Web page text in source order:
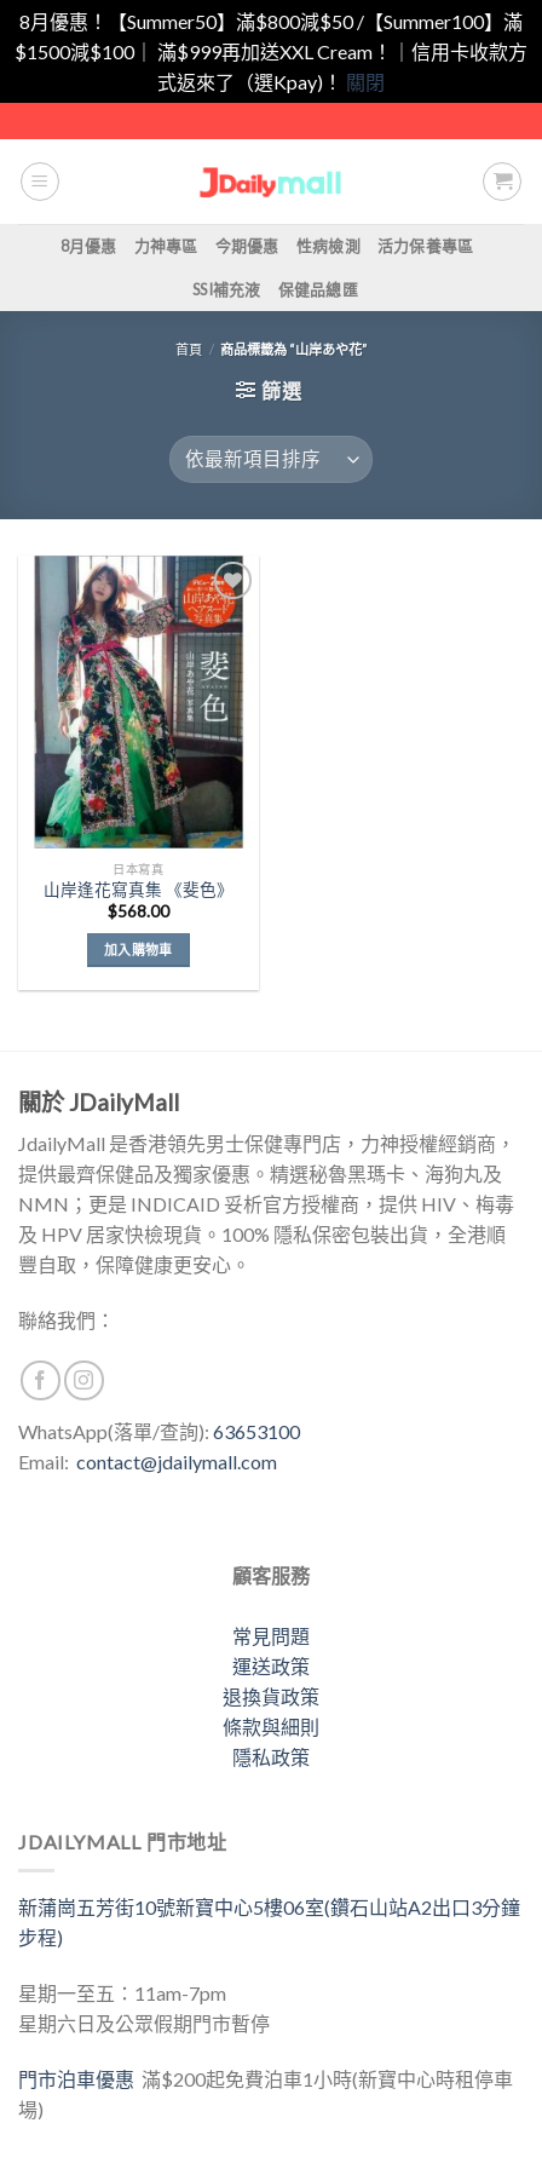
8月優惠！【Summer50】滿$800減$50 /【Summer100】滿
$1500減$100｜ 滿$999再加送XXL Cream！｜信用卡收款方
式返來了（選Kpay)！ 關閉
to
content
8月優惠 力神專區 今期優惠 性病檢測 活力保養專區
SSI補充液 保健品總匯
首頁 / 商品標籤為 “山岸あや花”
篩選
Add to
Wishlist
日本寫真
山岸逢花寫真集 《斐色》
$568.00
加入購物車
關於 JDailyMall
JdailyMall 是香港領先男士保健專門店，力神授權經銷商，
提供最齊保健品及獨家優惠。精選秘魯黑瑪卡、海狗丸及
NMN；更是 INDICAID 妥析官方授權商，提供 HIV、梅毒
及 HPV 居家快檢現貨。100% 隱私保密包裝出貨，全港順
豐自取，保障健康更安心。
聯絡我們：
WhatsApp(落單/查詢): 63653100
Email: contact@jdailymall.com
顧客服務
常見問題
運送政策
退換貨政策
條款與細則
隱私政策
JDAILYMALL 門市地址
新蒲崗五芳街10號新寶中心5樓06室(鑽石山站A2出口3分鐘
步程)
星期一至五：11am-7pm
星期六日及公眾假期門市暫停
門市泊車優惠 滿$200起免費泊車1小時(新寶中心時租停車
場)